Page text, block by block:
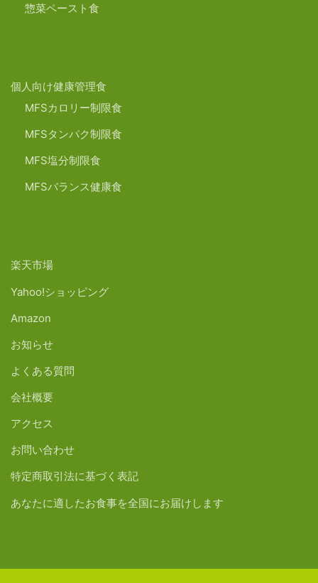
惣菜ペースト食
個人向け健康管理食
MFSカロリー制限食
MFSタンパク制限食
MFS塩分制限食
MFSバランス健康食
楽天市場
Yahoo!ショッピング
Amazon
お知らせ
よくある質問
会社概要
アクセス
お問い合わせ
特定商取引法に基づく表記
あなたに適したお食事を全国にお届けします